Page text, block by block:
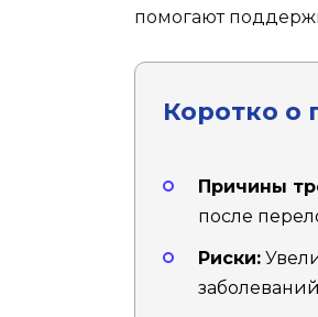
помогают
Коротко о
Причины
после
Риски: